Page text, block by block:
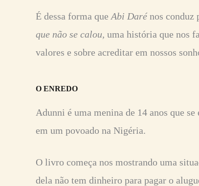
É dessa forma que Abi Darénos conduz
que não se calou, uma história que nos
valores e sobre acreditar em nossos
O ENREDO
Adunni é uma menina de 14 anos que
em um povoado na Nigéria.
O livro começa nos mostrando uma
dela não tem dinheiro para pagar o